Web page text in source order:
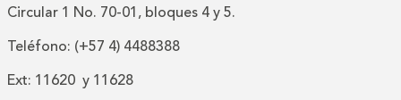
Circular 1 No. 70-01, bloques 4 y 5.
Teléfono: (+57 4) 4488388
Ext: 11620 y 11628